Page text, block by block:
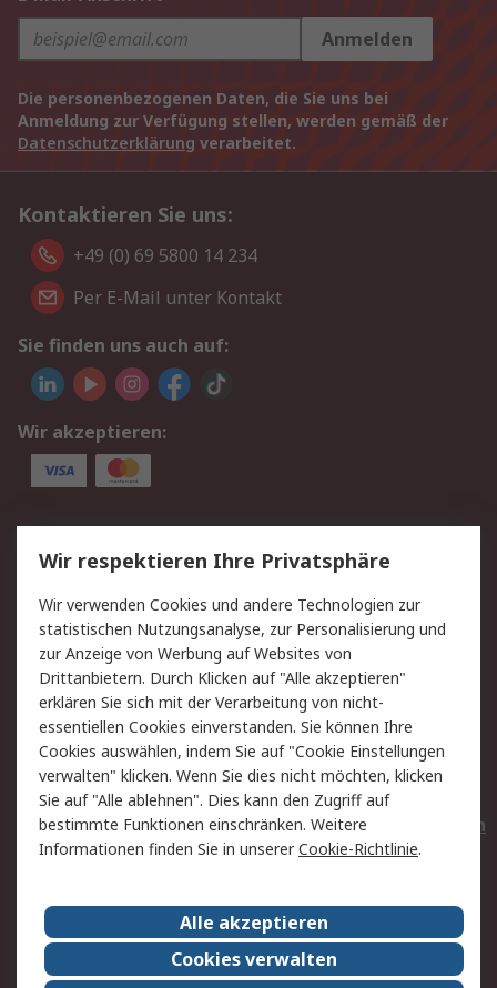
Anmelden
Die personenbezogenen Daten, die Sie uns bei
Anmeldung zur Verfügung stellen, werden gemäß der
Datenschutzerklärung verarbeitet.
Kontaktieren Sie uns:
+49 (0) 69 5800 14 234
Per E-Mail unter Kontakt
Sie finden uns auch auf:
Wir akzeptieren:
Service
Value Added Services
Lieferlösungen
Rücksendungen
Kontakt
Hilfe
Privatkunden
Rechtliches
AGB
Datenschutz
Cookie-Richtlinie
Zahlungsbedingungen
Copyright/Impressum
Entsorgung
Elektrogeräte/Batterien
RS weltweit
Karriere bei RS
Nachhaltigkeit
Wir respektieren Ihre Privatsphäre
Wir verwenden Cookies und andere Technologien zur
statistischen Nutzungsanalyse, zur Personalisierung und
zur Anzeige von Werbung auf Websites von
Drittanbietern. Durch Klicken auf "Alle akzeptieren"
erklären Sie sich mit der Verarbeitung von nicht-
essentiellen Cookies einverstanden. Sie können Ihre
Cookies auswählen, indem Sie auf "Cookie Einstellungen
verwalten" klicken. Wenn Sie dies nicht möchten, klicken
Sie auf "Alle ablehnen". Dies kann den Zugriff auf
bestimmte Funktionen einschränken. Weitere
Informationen finden Sie in unsererCookie-Richtlinie.
Alle akzeptieren
Cookies verwalten